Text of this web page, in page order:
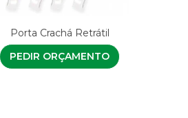
Porta Crachá Retrátil
PEDIR ORÇAMENTO